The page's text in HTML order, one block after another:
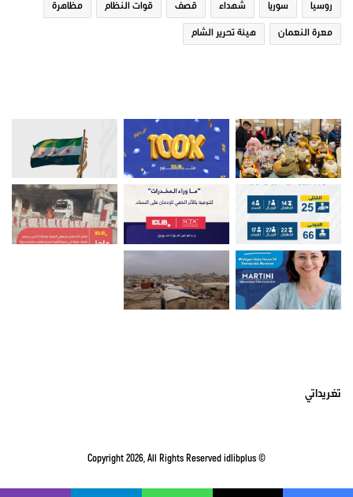
روسيا سوريا شهداء قصف قوات النظام مظاهرة
معرة النعمان هيئة تحرير الشام
تغريداتي
© Copyright 2026, All Rights Reserved
idlibplus